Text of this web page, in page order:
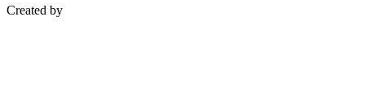
Created by